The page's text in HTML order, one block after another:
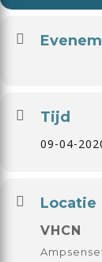
Tijd
09-04-
Locatie
VHCN